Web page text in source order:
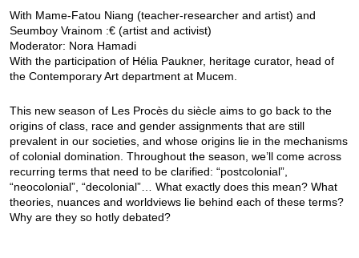
With Mame-Fatou Niang (teacher-researcher and artist) and
Seumboy Vrainom :€ (artist and activist)
Moderator: Nora Hamadi
With the participation of Hélia Paukner, heritage curator, head of
the Contemporary Art department at Mucem.
This new season of Les Procès du siècle aims to go back to the
origins of class, race and gender assignments that are still
prevalent in our societies, and whose origins lie in the mechanisms
of colonial domination. Throughout the season, we’ll come across
recurring terms that need to be clarified: “postcolonial”,
“neocolonial”, “decolonial”… What exactly does this mean? What
theories, nuances and worldviews lie behind each of these terms?
Why are they so hotly debated?